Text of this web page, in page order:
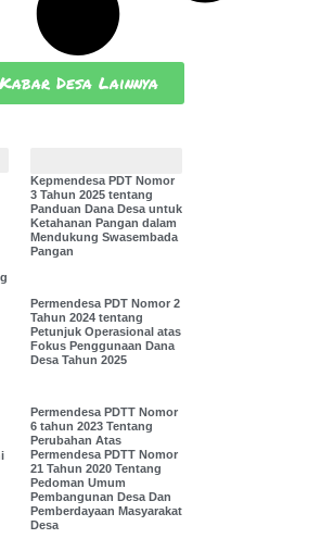
Kabar Desa Lainnya
Kepmendesa PDT Nomor
3 Tahun 2025 tentang
Panduan Dana Desa untuk
Ketahanan Pangan dalam
Mendukung Swasembada
Pangan
Permendesa PDT Nomor 2
Tahun 2024 tentang
Petunjuk Operasional atas
Fokus Penggunaan Dana
Desa Tahun 2025
Permendesa PDTT Nomor
6 tahun 2023 Tentang
Perubahan Atas
Permendesa PDTT Nomor
21 Tahun 2020 Tentang
Pedoman Umum
Pembangunan Desa Dan
Pemberdayaan Masyarakat
Desa